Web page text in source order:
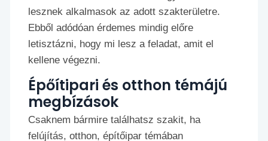
lesznek alkalmasok az adott szakterületre.
Ebből adódóan érdemes mindig előre
letisztázni, hogy mi lesz a feladat, amit el
kellene végezni.
Épőítipari és otthon témájú
megbízások
Csaknem bármire találhatsz szakit, ha
felújítás, otthon, építőipar témában